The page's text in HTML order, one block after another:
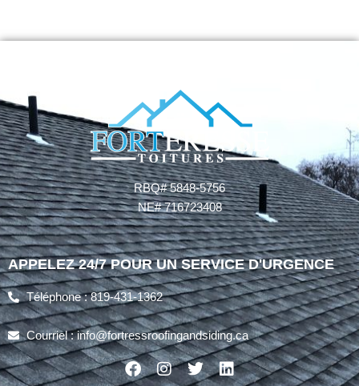
RBQ# 5848-5756
NE# 716723408
APPELEZ 24/7 POUR UN SERVICE D'URGENCE
Téléphone : 819-431-1362
Courriel : info@fortressroofingandsiding.ca